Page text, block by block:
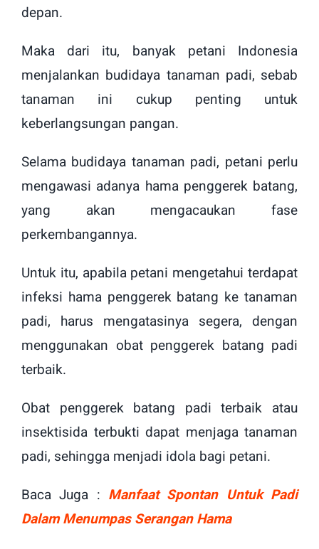
depan.
Maka dari itu, banyak petani Indonesia
menjalankan budidaya tanaman padi, sebab
tanaman ini cukup penting untuk
keberlangsungan pangan.
Selama budidaya tanaman padi, petani perlu
mengawasi adanya hama penggerek batang,
yang akan mengacaukan fase
perkembangannya.
Untuk itu, apabila petani mengetahui terdapat
infeksi hama penggerek batang ke tanaman
padi, harus mengatasinya segera, dengan
menggunakan obat penggerek batang padi
terbaik.
Obat penggerek batang padi terbaik atau
insektisida terbukti dapat menjaga tanaman
padi, sehingga menjadi idola bagi petani.
Baca Juga : Manfaat Spontan Untuk Padi
Dalam Menumpas Serangan Hama